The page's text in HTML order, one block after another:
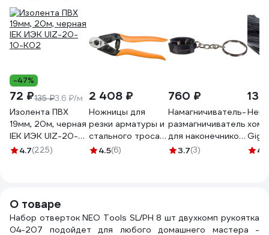
-47%
72 ₽135 ₽3.6 ₽/м
Изолента ПВХ
19мм, 20м, черная
IEK ИЭК UIZ-20-
10-K02
4.7(225)
2 408 ₽
Ножницы для
резки арматуры и
стального троса
NEO Tools 190 мм
4.5(6)
760 ₽
Намагничиватель-
размагничиватель
для наконечников
отверток
3.7(3) 4.2
О товаре
Набор отверток NEO Tools SL/PH 8 шт двухкомп рукоятка
04-207 подойдет для любого домашнего мастера -